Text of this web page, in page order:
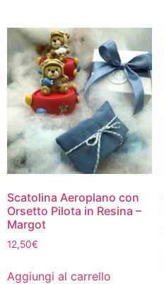
Scatolina Aeroplano con
Orsetto Pilota in Resina –
Margot
12,50€
Aggiungi al carrello